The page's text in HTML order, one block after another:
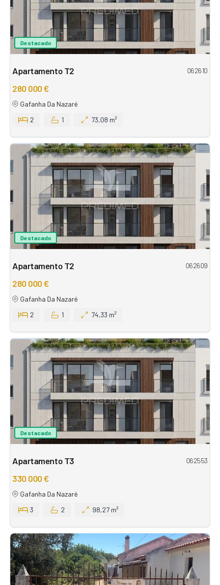
Destacado
Apartamento T2 062610
280 000 €
Gafanha Da Nazaré
2
1 73,08 m²
Destacado
Apartamento T2 062609
280 000 €
Gafanha Da Nazaré
2
1 74,33 m²
Destacado
Apartamento T3 062553
330 000 €
Gafanha Da Nazaré
3
2 98,27 m²